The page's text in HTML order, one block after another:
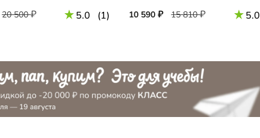
20 500 5.0 (1) 10 590 15 810 5.0